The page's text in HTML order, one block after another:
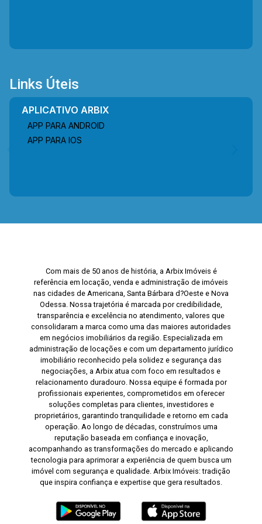
Links Úteis
APLICATIVO ARBIX
APP PARA ANDROID
APP PARA IOS
Com mais de 50 anos de história, a Arbix Imóveis é
referência em locação, venda e administração de imóveis
nas cidades de Americana, Santa Bárbara d?Oeste e Nova
Odessa. Nossa trajetória é marcada por credibilidade,
transparência e excelência no atendimento, valores que
consolidaram a marca como uma das maiores autoridades
em negócios imobiliários da região. Especializada em
administração de locações e com um departamento jurídico
imobiliário reconhecido pela solidez e segurança das
negociações, a Arbix atua com foco em resultados e
relacionamento duradouro. Nossa equipe é formada por
profissionais experientes, comprometidos em oferecer
soluções completas para clientes, investidores e
proprietários, garantindo tranquilidade e retorno em cada
operação. Ao longo de décadas, construímos uma
reputação baseada em confiança e inovação,
acompanhando as transformações do mercado e aplicando
tecnologia para aprimorar a experiência de quem busca um
imóvel com segurança e qualidade. Arbix Imóveis: tradição
que inspira confiança e expertise que gera resultados.